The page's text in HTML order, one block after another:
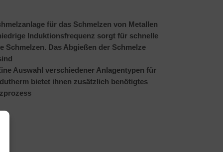
für das Schmelzen von Metallen
Induktionsfrequenz sorgt für schnelle
Das Abgießen der Schmelze
Auswahl verschiedener Anlagentypen für
bietet ihnen zusätzlich benötigtes